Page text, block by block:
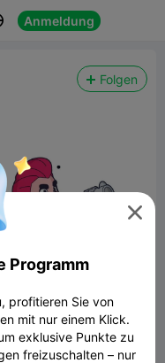
Anmeldung
Folgen

Programm
profitieren Sie von
mit nur einem Klick.
exklusive Punkte zu
freizuschalten – nur